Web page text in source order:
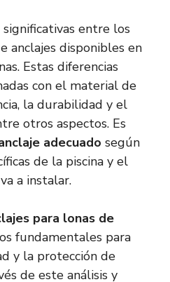
entre los
anclajes disponibles en
Estas diferencias
con el material de
la durabilidad y el
otros aspectos. Es
adecuado según
de la piscina y el
a instalar.
para lonas de
fundamentales para
y la protección de
de este análisis y